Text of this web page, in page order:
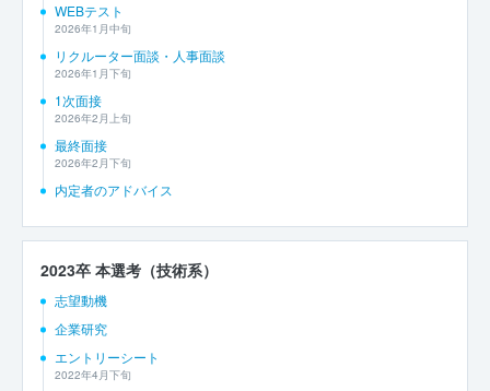
WEBテスト
2026年1月中旬
リクルーター面談・人事面談
2026年1月下旬
1次面接
2026年2月上旬
最終面接
2026年2月下旬
内定者のアドバイス
2023卒 本選考（技術系）
志望動機
企業研究
エントリーシート
2022年4月下旬